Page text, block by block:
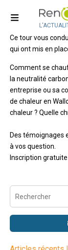
Tour du
Première édition
Ce tour vous
qui ont mis en
Comment se
la neutralité
entreprise ou sa
de chaleur en
chaleur ? Quelle
Des témoignages
à vos question.
Inscription